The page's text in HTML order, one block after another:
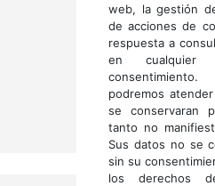
web, la gestión
de acciones de
respuesta a
en cualquier
podremos
se conservaran
tanto no
Sus datos no se
sin su
los derechos